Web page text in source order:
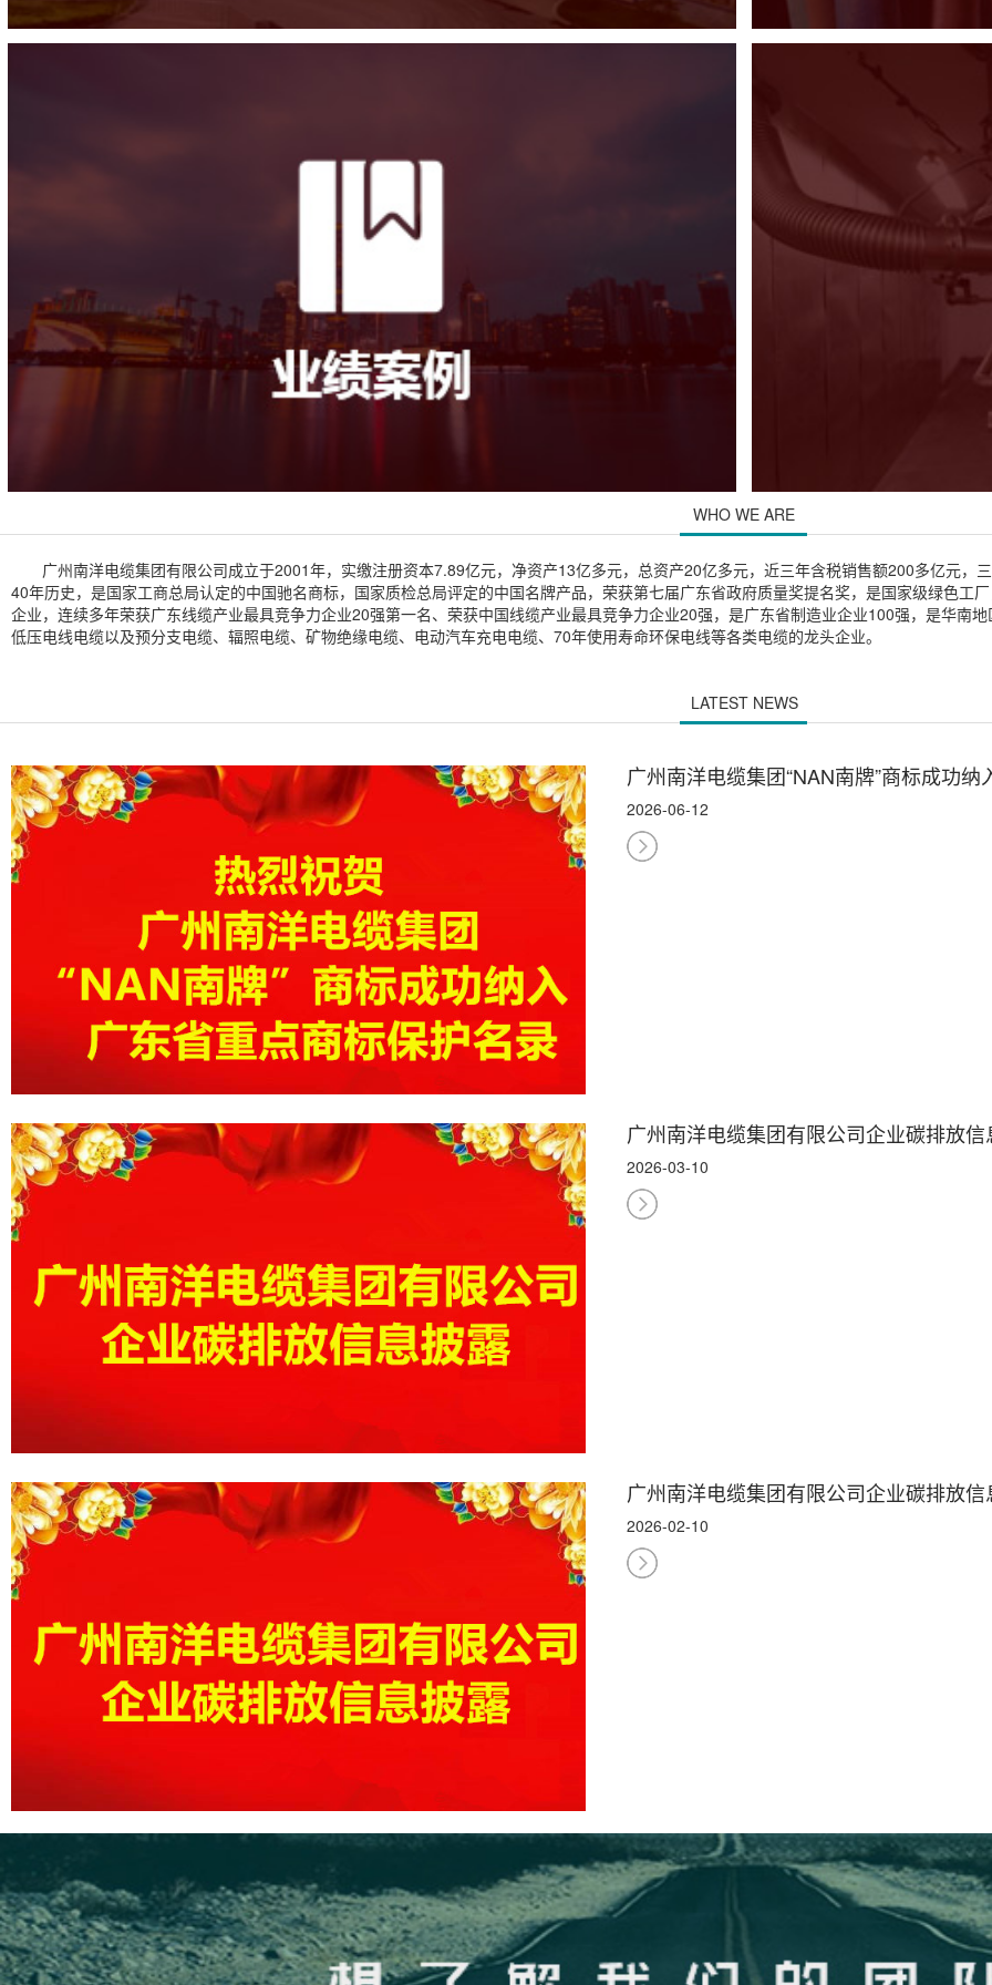
WHO WE ARE
广州南洋电缆集团有限公司成立于2001年，实缴注册资本7.89亿元，净资产13亿多元，总资产20亿多元，近三年含税销售额200多亿元，
40年历史，是国家工商总局认定的中国驰名商标，国家质检总局评定的中国名牌产品，荣获第七届广东省政府质量奖提名奖，是国家级绿色工
企业，连续多年荣获广东线缆产业最具竞争力企业20强第一名、荣获中国线缆产业最具竞争力企业20强，是广东省制造业企业100强，是华南
低压电线电缆以及预分支电缆、辐照电缆、矿物绝缘电缆、电动汽车充电电缆、70年使用寿命环保电线等各类电缆的龙头企业。
LATEST NEWS
广州南洋电缆集团“NAN南牌”商标成功
2026-06-12
广州南洋电缆集团有限公司企业碳排放信
2026-03-10
广州南洋电缆集团有限公司企业碳排放信
2026-02-10